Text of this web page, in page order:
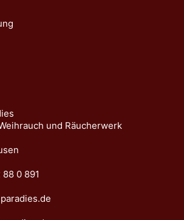
und Räucherwerk
0 891